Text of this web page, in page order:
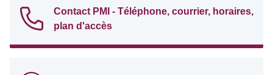
Contact PMI - Téléphone, courrier, horaires,
plan d'accès